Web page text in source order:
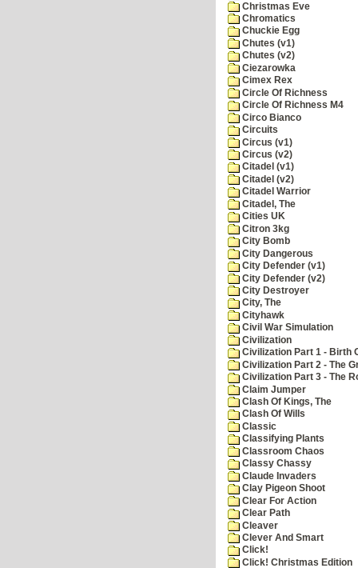
Christmas Eve
Chromatics
Chuckie Egg
Chutes (v1)
Chutes (v2)
Ciezarowka
Cimex Rex
Circle Of Richness
Circle Of Richness M4
Circo Bianco
Circuits
Circus (v1)
Circus (v2)
Citadel (v1)
Citadel (v2)
Citadel Warrior
Citadel, The
Cities UK
Citron 3kg
City Bomb
City Dangerous
City Defender (v1)
City Defender (v2)
City Destroyer
City, The
Cityhawk
Civil War Simulation
Civilization
Civilization Part 1 - Birth
Civilization Part 2 - The
Civilization Part 3 - The
Claim Jumper
Clash Of Kings, The
Clash Of Wills
Classic
Classifying Plants
Classroom Chaos
Classy Chassy
Claude Invaders
Clay Pigeon Shoot
Clear For Action
Clear Path
Cleaver
Clever And Smart
Click!
Click! Christmas Edition